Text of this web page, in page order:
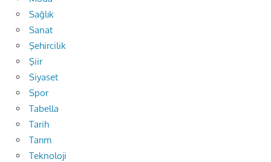
Sağlık
Sanat
Şehircilik
Şiir
Siyaset
Spor
Tabella
Tarih
Tarım
Teknoloji